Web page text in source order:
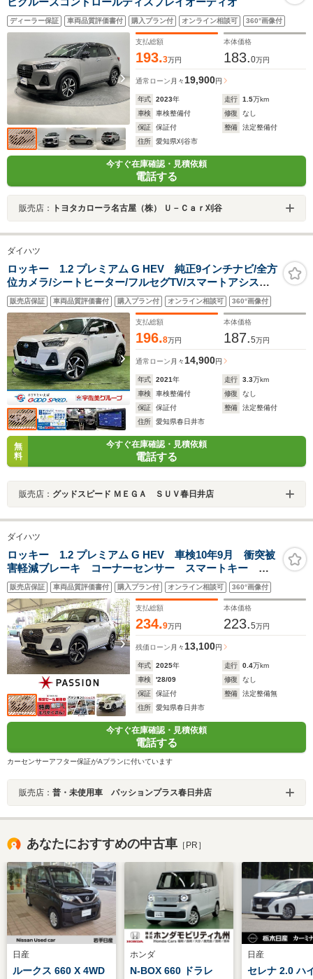
ディーラー保証 車両品質評価書付 購入プラン付 オンライン相談可 360°画像付
支払総額
193.3万円
本体価格
183.0万円
通常ローン 月々19,900円
年式 2023年 走行 1.5万km
車検
車検整備付 修復
なし
保証
保証付 整備
法定整備付
住所
愛知県刈谷市
今すぐ在庫確認・見積依頼
電話する
販売店： トヨタカローラ名古屋（株） Ｕ－Ｃａｒ刈谷
ダイハツ
ロッキー 1.2 プレミアム G HEV 純正9インチナビ/全方
位カメラ/シートヒーター/フルセグTV/スマートアシスト/
アダプティブクルーズコントロール/クリアランスソナー/
純正17インチAW/LEDヘッド/オートハイビーム/デジタル
メーター/HDMIソケット
販売店保証 車両品質評価書付 購入プラン付 オンライン相談可 360°画像付
支払総額
196.8万円
本体価格
187.5万円
通常ローン 月々 14,900円
年式 2021年 走行 3.3万km
車検
車検整備付 修復
なし
保証
保証付 整備
法定整備付
住所
愛知県春日井市
無
料
今すぐ在庫確認・見積依頼
電話する
販売店： グッドスピード ＭＥＧＡ ＳＵＶ春日井店
ダイハツ
ロッキー 1.2 プレミアム G HEV 車検10年9月 衝突被
害軽減ブレーキ コーナーセンサー スマートキー ア
ダクティブクルーズコントロール アルミホイール 電
動格納ドアミラー 全方位カメラ LEDヘッドライト
横滑り防止機能
販売店保証 車両品質評価書付 購入プラン付 オンライン相談可 360°画像付
支払総額
234.9万円
本体価格
223.5万円
残価ローン 月々 13,100円
年式 2025年 走行 0.4万km
車検
'28/09 修復
なし
保証
保証付 整備
法定整備無
住所
愛知県春日井市
今すぐ在庫確認・見積依頼
電話する
カーセンサーアフター保証がAプランに付いています
販売店： 普・未使用車 パッションプラス春日井店
あなたにおすすめの中古車 ［PR］
日産
ルークス 660 X 4WD
ホンダ
N-BOX 660 ドラレ
日産
セレナ 2.0 ハ